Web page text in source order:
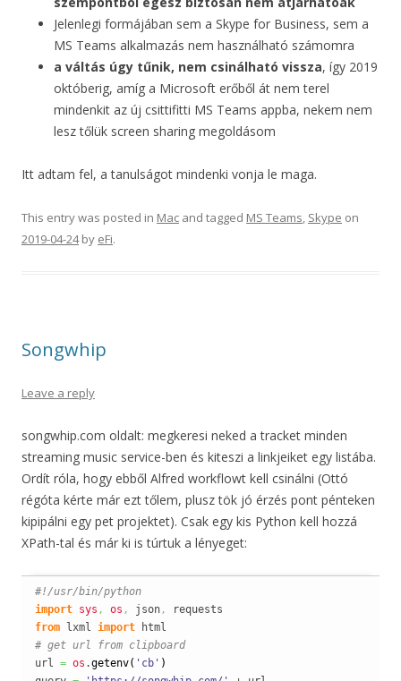
Jelenlegi formájában sem a Skype for Business, sem a
MS Teams alkalmazás nem használható számomra
a váltás úgy tűnik, nem csinálható vissza, így 2019
októberig, amíg a Microsoft erőből át nem terel
mindenkit az új csittifitti MS Teams appba, nekem nem
lesz tőlük screen sharing megoldásom
Itt adtam fel, a tanulságot mindenki vonja le maga.
This entry was posted in Mac and tagged MS Teams, Skype on
2019-04-24by eFi.
Songwhip
Leave a reply
songwhip.com oldalt: megkeresi neked a tracket minden
streaming music service-ben és kiteszi a linkjeiket egy listába.
Ordít róla, hogy ebből Alfred workflowt kell csinálni (Ottó
régóta kérte már ezt tőlem, plusz tök jó érzés pont pénteken
kipipálni egy pet projektet). Csak egy kis Python kell hozzá
XPath-tal és már ki is túrtuk a lényeget:
#!/usr/bin/python
import sys , os , json ,
from lxml import
# get url from clipboard
url = os .getenv( 'cb' )